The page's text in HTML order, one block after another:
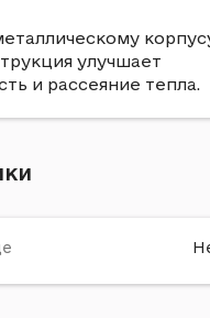
улучшает
и рассеяние тепла.